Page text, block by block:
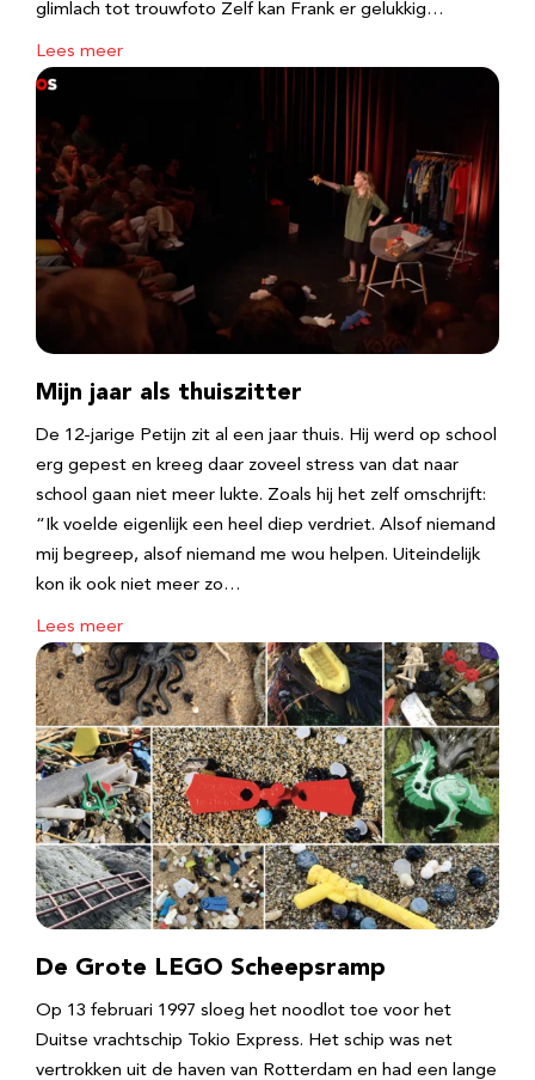
glimlach tot trouwfoto Zelf kan Frank er gelukkig…
Lees meer
Mijn jaar als thuiszitter
De 12-jarige Petijn zit al een jaar thuis. Hij werd op school
erg gepest en kreeg daar zoveel stress van dat naar
school gaan niet meer lukte. Zoals hij het zelf omschrijft:
“Ik voelde eigenlijk een heel diep verdriet. Alsof niemand
mij begreep, alsof niemand me wou helpen. Uiteindelijk
kon ik ook niet meer zo…
Lees meer
De Grote LEGO Scheepsramp
Op 13 februari 1997 sloeg het noodlot toe voor het
Duitse vrachtschip Tokio Express. Het schip was net
vertrokken uit de haven van Rotterdam en had een lange